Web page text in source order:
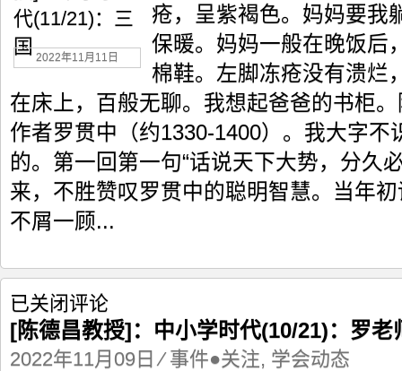
时
代
(11/21)：
三
2022年11月11日
疮，呈紫褐色。妈妈要我
保暖。妈妈一般在晚饭后
棉鞋。左脚冻疮没有溃烂
在床上，百般无聊。我想起爸爸的书柜
作者罗贯中（约1330-1400）。我大字不
的。第一回第一句“话说天下大势，分久
来，不胜赞叹罗贯中的聪明智慧。当年
不屑一顾...
[陈
德
教
已关闭评论
[陈德昌教授]：中小学时代(10/21)：罗老
2022年11月09日 ⁄事件●关注, 学会动态